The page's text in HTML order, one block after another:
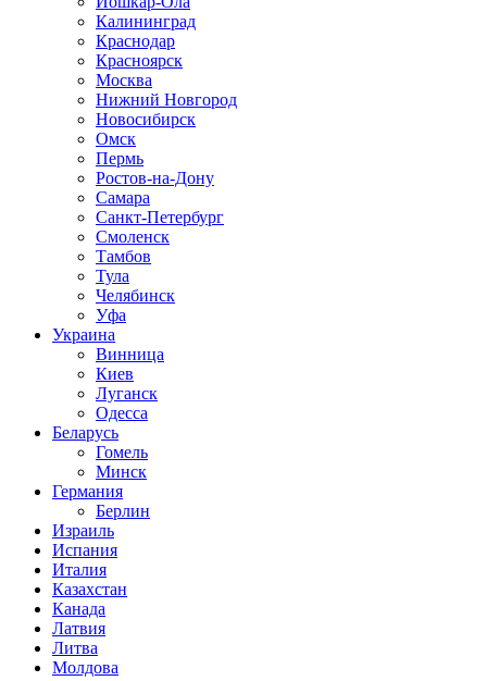
Калининград
Краснодар
Красноярск
Москва
Нижний Новгород
Новосибирск
Омск
Пермь
Ростов-на-Дону
Самара
Санкт-Петербург
Смоленск
Тамбов
Тула
Челябинск
Уфа
Украина
Винница
Киев
Луганск
Одесса
Беларусь
Гомель
Минск
Германия
Берлин
Израиль
Испания
Италия
Казахстан
Канада
Латвия
Литва
Молдова